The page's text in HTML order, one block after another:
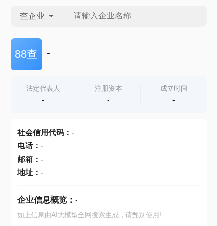
查企业
查企业
查产地
88查 -
法定代表人
-
注册资本
-
成立时间
-
社会信用代码： -
电话： -
邮箱： -
地址： -
企业信息概览： -
如上信息由AI大模型全网搜索生成，请甄别使用!